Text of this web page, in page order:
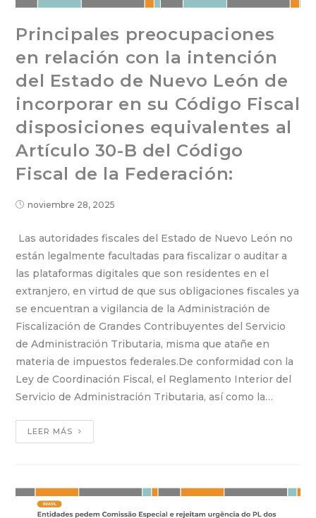
Principales preocupaciones
en relación con la intención
del Estado de Nuevo León de
incorporar en su Código Fiscal
disposiciones equivalentes al
Artículo 30-B del Código
Fiscal de la Federación:
noviembre 28, 2025
Las autoridades fiscales del Estado de Nuevo León no
están legalmente facultadas para fiscalizar o auditar a
las plataformas digitales que son residentes en el
extranjero, en virtud de que sus obligaciones fiscales ya
se encuentran a vigilancia de la Administración de
Fiscalización de Grandes Contribuyentes del Servicio
de Administración Tributaria, misma que atañe en
materia de impuestos federales.De conformidad con la
Ley de Coordinación Fiscal, el Reglamento Interior del
Servicio de Administración Tributaria, así como la…
LEER MÁS